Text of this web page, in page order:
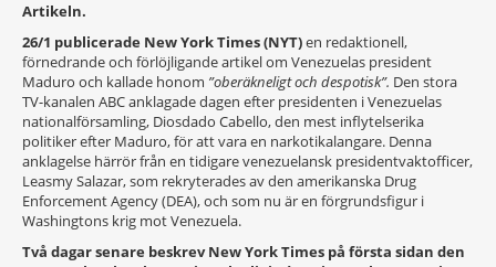
Artikeln.
26/1 publicerade New York Times (NYT)en redaktionell,
förnedrande och förlöjligande artikel om Venezuelas president
Maduro och kallade honom ”oberäkneligt och despotisk”. Den stora
TV-kanalen ABC anklagade dagen efter presidenten i Venezuelas
nationalförsamling, Diosdado Cabello, den mest inflytelserika
politiker efter Maduro, för att vara en narkotikalangare. Denna
anklagelse härrör från en tidigare venezuelansk presidentvaktofficer,
Leasmy Salazar, som rekryterades av den amerikanska Drug
Enforcement Agency (DEA), och som nu är en förgrundsfigur i
Washingtons krig mot Venezuela.
Två dagar senare beskrev New York Times på första sidan den